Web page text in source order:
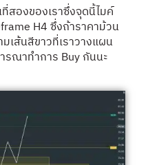
สองของเราซึ่งจุดนี้ไมค์
H4 ซึ่งถ้าราคาม้วน
เส้นสีขาวที่เราวางแผน
รณาทำการ Buy กันนะ